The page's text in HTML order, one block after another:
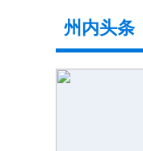
州内头条